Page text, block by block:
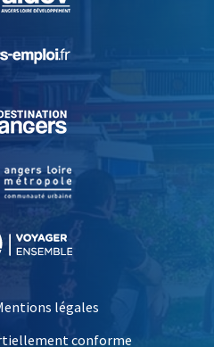
, Ouvre une nouvelle
, Ouvre une nouvelle
légales
conforme